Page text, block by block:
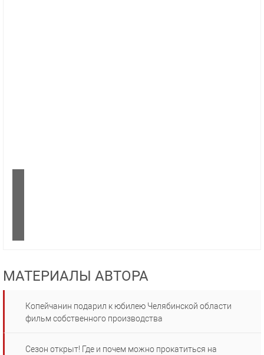
МАТЕРИАЛЫ АВТОРА
Копейчанин подарил к юбилею Челябинской области
фильм собственного производства
Сезон открыт! Где и почем можно прокатиться на